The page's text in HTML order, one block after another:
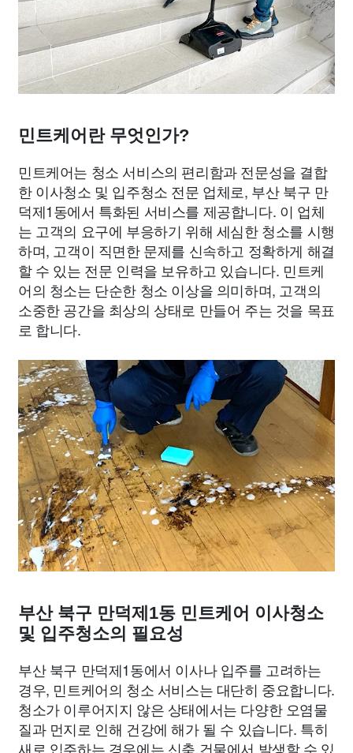
민트케어란 무엇인가?
민트케어는 청소 서비스의 편리함과 전문성을 결합
한 이사청소 및 입주청소 전문 업체로, 부산 북구 만
덕제1동에서 특화된 서비스를 제공합니다. 이 업체
는 고객의 요구에 부응하기 위해 세심한 청소를 시행
하며, 고객이 직면한 문제를 신속하고 정확하게 해결
할 수 있는 전문 인력을 보유하고 있습니다. 민트케
어의 청소는 단순한 청소 이상을 의미하며, 고객의
소중한 공간을 최상의 상태로 만들어 주는 것을 목표
로 합니다.
부산 북구 만덕제1동 민트케어 이사청소
및 입주청소의 필요성
부산 북구 만덕제1동에서 이사나 입주를 고려하는
경우, 민트케어의 청소 서비스는 대단히 중요합니다.
청소가 이루어지지 않은 상태에서는 다양한 오염물
질과 먼지로 인해 건강에 해가 될 수 있습니다. 특히
새로 입주하는 경우에는 신축 건물에서 발생할 수 있